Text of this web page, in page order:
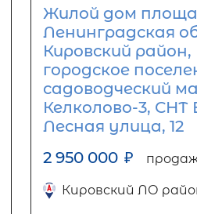
Жилой дом
Ленинградская
Кировский
городское
садоводческий
Келколово-3, СНТ
Лесная улица, 12
2 950 000 ₽
Кировский ЛО